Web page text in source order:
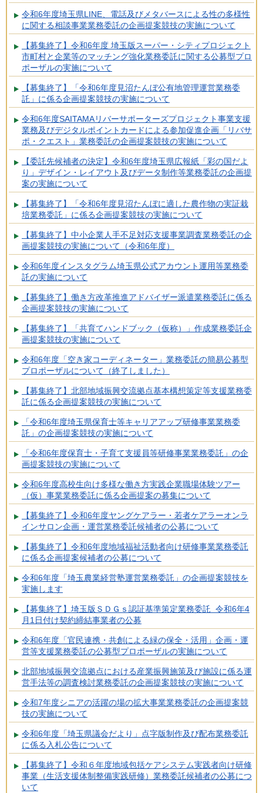
令和6年度埼玉県LINE、電話及びメタバースによる性の多様性
に関する相談事業業務委託の企画提案競技の実施について
【募集終了】令和6年度 埼玉版スーパー・シティプロジェクト
市町村と企業等のマッチング強化業務委託に関する公募型プロ
ポーザルの実施について
【募集終了】「令和6年度見沼たんぼ公有地管理運営業務委
託」に係る企画提案競技の実施について
令和6年度SAITAMAリバーサポーターズプロジェクト事業支援
業務及びデジタルポイントカードによる参加促進企画「リバサ
ポ・クエスト」業務委託の企画提案競技の実施について
【委託先候補者の決定】令和6年度埼玉県広報紙「彩の国だよ
り」デザイン・レイアウト及びデータ制作等業務委託の企画提
案の実施について
【募集終了】「令和6年度見沼たんぼに適した農作物の実証栽
培業務委託」に係る企画提案競技の実施について
【募集終了】中小企業人手不足対応支援事業調査業務委託の企
画提案競技の実施について（令和6年度）
令和6年度インスタグラム埼玉県公式アカウント運用等業務委
託の実施について
【募集終了】働き方改革推進アドバイザー派遣業務委託に係る
企画提案競技の実施について
【募集終了】「共育てハンドブック（仮称）」作成業務委託企
画提案競技の実施について
令和6年度「空き家コーディネーター」業務委託の簡易公募型
プロポーザルについて（終了しました）
【募集終了】北部地域振興交流拠点基本構想策定等支援業務委
託に係る企画提案競技の実施について
「令和6年度埼玉県保育士等キャリアアップ研修事業業務委
託」の企画提案競技の実施について
「令和6年度保育士・子育て支援員等研修事業業務委託」の企
画提案競技の実施について
令和6年度高校生向け多様な働き方実践企業職場体験ツアー
（仮）事業業務委託に係る企画提案の募集について
【募集終了】令和6年度ヤングケアラー・若者ケアラーオンラ
インサロン企画・運営業務委託候補者の公募について
【募集終了】令和6年度地域福祉活動者向け研修事業業務委託
に係る企画提案候補者の公募について
令和6年度「埼玉農業経営塾運営業務委託」の企画提案競技を
実施します
【募集終了】埼玉版ＳＤＧｓ認証基準策定業務委託 令和6年4
月1日付け契約締結事業者の公募
令和6年度「官民連携・共創による緑の保全・活用」企画・運
営等支援業務委託の公募型プロポーザルの実施について
北部地域振興交流拠点における産業振興施策及び施設に係る運
営手法等の調査検討業務委託の企画提案競技の実施について
令和7年度シニアの活躍の場の拡大事業業務委託の企画提案競
技の実施について
令和6年度「埼玉県議会だより」点字版制作及び配布業務委託
に係る入札公告について
【募集終了】令和６年度地域包括ケアシステム実践者向け研修
事業（生活支援体制整備実践研修）業務委託候補者の公募につ
いて